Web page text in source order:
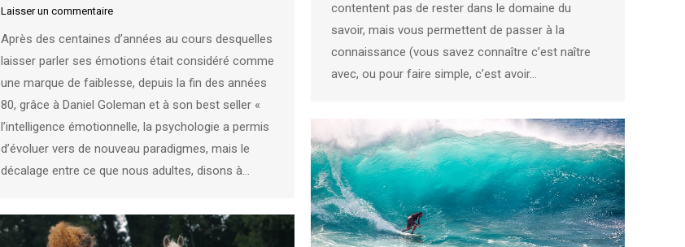
contentent pas de rester dans le domaine du
savoir, mais vous permettent de passer à la
connaissance (vous savez connaître c’est naître
avec, ou pour faire simple, c’est avoir…
Laisser un commentaire
Après des centaines d’années au cours desquelles
laisser parler ses émotions était considéré comme
une marque de faiblesse, depuis la fin des années
80, grâce à Daniel Goleman et à son best seller «
l’intelligence émotionnelle, la psychologie a permis
d’évoluer vers de nouveau paradigmes, mais le
décalage entre ce que nous adultes, disons à…